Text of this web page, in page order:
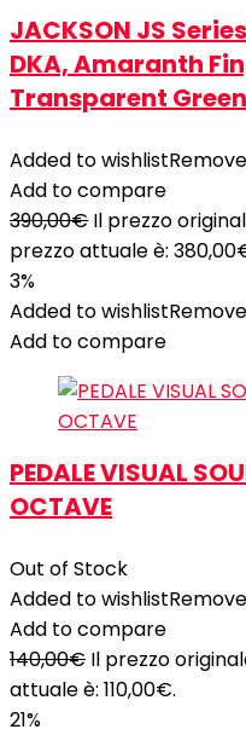
JACKSON JS
DKA, Amaranth
Transparent
Added to wishlist
Add to compare
390,00€ Il prezzo
prezzo attuale è:
3%
Added to wishlist
Add to compare
PEDALE VISUAL
OCTAVE
Out of Stock
Added to wishlist
Add to compare
140,00€ Il prezzo
attuale è: 110,00€.
21%